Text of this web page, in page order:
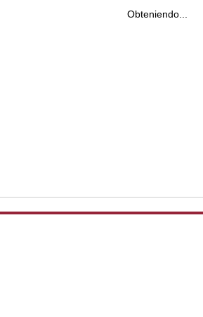
Obteniendo...